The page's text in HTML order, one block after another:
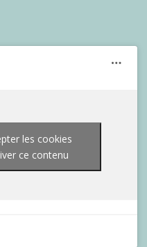
les cookies
ce contenu